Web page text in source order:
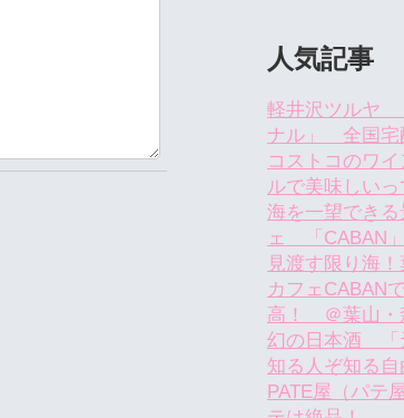
人気記事
軽井沢ツルヤ
ナル」 全国宅
コストコのワ
ルで美味しいっ
海を一望でき
ェ 「CABAN
見渡す限り海
カフェCABAN
高！ ＠葉山・
幻の日本酒 「
知る人ぞ知る
PATE屋（パテ